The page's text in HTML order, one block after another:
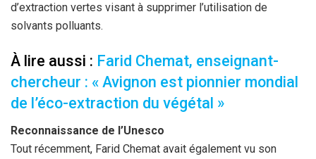
d’extraction vertes visant à supprimer l’utilisation de
solvants polluants.
À lire aussi : Farid Chemat, enseignant-
chercheur : « Avignon est pionnier mondial
de l’éco-extraction du végétal »
Reconnaissance de l’Unesco
Tout récemment, Farid Chemat avait également vu son